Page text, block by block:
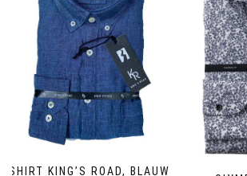
SHIRT KING’S ROAD, BLAUW